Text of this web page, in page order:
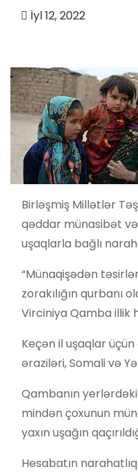
İyl 12, 2022
Birləşmiş Millətlər
qəddar münasibət
uşaqlarla bağlı
“Münaqişədən
zorakılığın qurbanı
Virciniya Qamba illik
Keçən il uşaqlar
əraziləri, Somali və
Qambanın
mindən çoxunun
yaxın uşağın
Hesabatın